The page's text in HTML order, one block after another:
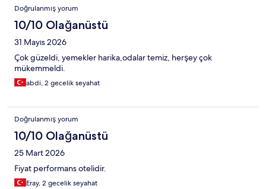
Yorumlar
Doğrulanmış yorum
10/10 Olağanüstü
31 Mayıs 2026
Çok güzeldi, yemekler harika,odalar temiz, herşey çok
mükemmeldi.
abdi, 2 gecelik seyahat
Doğrulanmış yorum
10/10 Olağanüstü
25 Mart 2026
Fiyat performans otelidir.
Eray, 2 gecelik seyahat